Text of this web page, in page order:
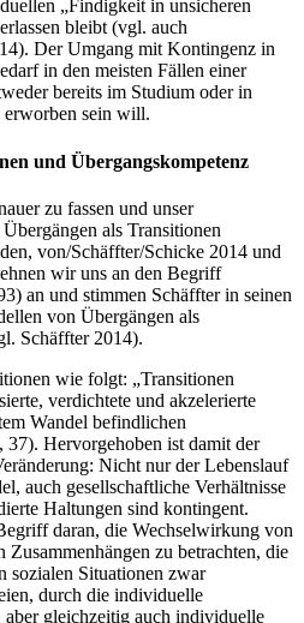
„Findigkeit in unsicheren
bleibt (vgl. auch
Der Umgang mit Kontingenz in
in den meisten Fällen einer
bereits im Studium oder in
erworben sein will.
und Übergangskompetenz
zu fassen und unser
als Transitionen
von/Schäffter/Schicke 2014 und
wir uns an den Begriff
an und stimmen Schäffter in seinen
von Übergängen als
Schäffter 2014).
wie folgt: „Transitionen
verdichtete und akzelerierte
Wandel befindlichen
37). Hervorgehoben ist damit der
Nicht nur der Lebenslauf
auch gesellschaftliche Verhältnisse
Haltungen sind kontingent.
daran, die Wechselwirkung von
zu betrachten, die
sozialen Situationen zwar
durch die individuelle
gleichzeitig auch individuelle